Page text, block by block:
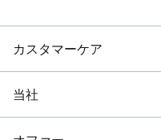
カスタマーケア
当社